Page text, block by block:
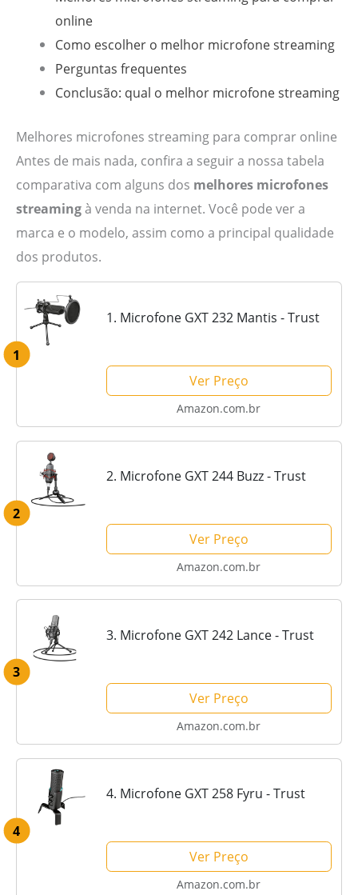
online
Como escolher o melhor microfone streaming
Perguntas frequentes
Conclusão: qual o melhor microfone streaming
Melhores microfones streaming para comprar online
Antes de mais nada, confira a seguir a nossa tabela
comparativa com alguns dos melhores microfones
streamingà venda na internet. Você pode ver a
marca e o modelo, assim como a principal qualidade
dos produtos.
1
1. Microfone GXT 232 Mantis - Trust
Ver Preço
Amazon.com.br
2
2. Microfone GXT 244 Buzz - Trust
Ver Preço
Amazon.com.br
3
3. Microfone GXT 242 Lance - Trust
Ver Preço
Amazon.com.br
4
4. Microfone GXT 258 Fyru - Trust
Ver Preço
Amazon.com.br